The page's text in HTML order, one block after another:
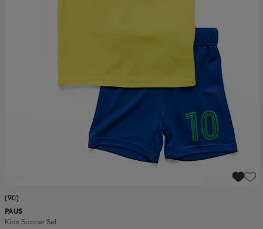
(90)
PAUS
Kids Soccer Set